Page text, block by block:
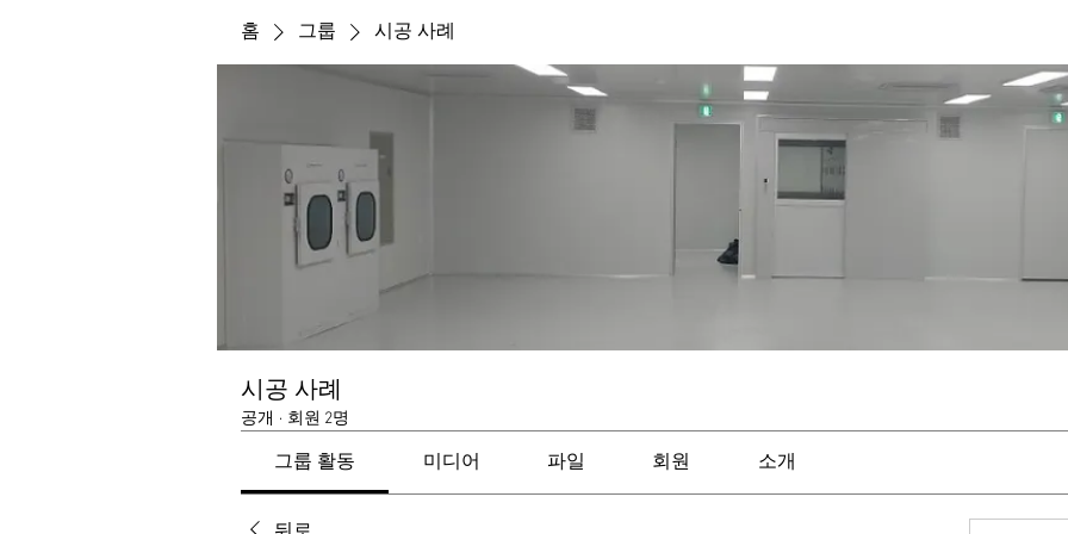
홈 그룹 시공 사례
시공 사례
공개 · 회원 2명
그룹 활동 미디어 파일 회원 소개